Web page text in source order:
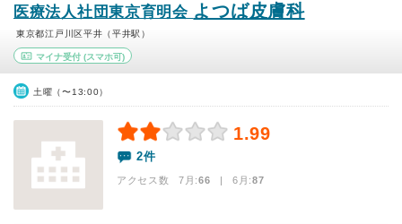
医療法人社団東京育明会 よつば皮膚科
東京都江戸川区平井（平井駅）
マイナ受付 (スマホ可)
土曜（〜13:00）
1.99
2件
アクセス数 7月:66 | 6月:87